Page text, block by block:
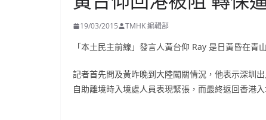
19/03/2015 TMHK 編輯部
「本土民主前線」發言人黃台仰 Ray 是日黃昏在青
記者首先問及黃昨晚到大陸闖關情況，他表示深圳
自助離境時入境處人員表現緊張，而最終返回香港